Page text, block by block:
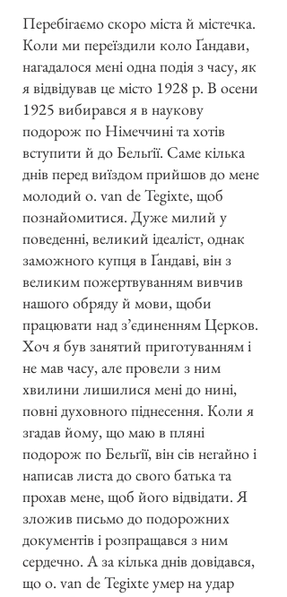
Перебігаємо скоро міста й містечка.
Коли ми переїздили коло Ґандави,
нагадалося мені одна подія з часу, як
я відвідував це місто 1928 р. В осени
1925 вибирався я в наукову
подорож по Німеччині та хотів
вступити й до Бельґії. Саме кілька
днів перед виїздом прийшов до мене
молодий о. van de Tegixte, щоб
познайомитися. Дуже милий у
поведенні, великий ідеаліст, однак
заможного купця в Ґандаві, він з
великим пожертвуванням вивчив
нашого обряду й мови, щоби
працювати над з’єдиненням Церков.
Хоч я був занятий приготуванням і
не мав часу, але провели з ним
хвилини лишилися мені до нині,
повні духовного піднесення. Коли я
згадав йому, що маю в пляні
подорож по Бельґії, він сів негайно і
написав листа до свого батька та
прохав мене, щоб його відвідати. Я
зложив письмо до подорожних
документів і розпращався з ним
сердечно. А за кілька днів довідався,
що о. van de Tegixte умер на удар